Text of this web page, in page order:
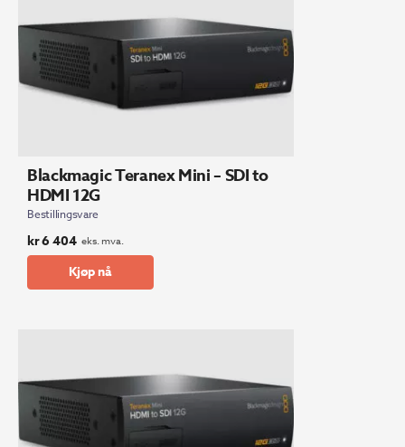
Blackmagic Teranex Mini – SDI to
HDMI 12G
Bestillingsvare
kr6 404 eks. mva.
Kjøp nå